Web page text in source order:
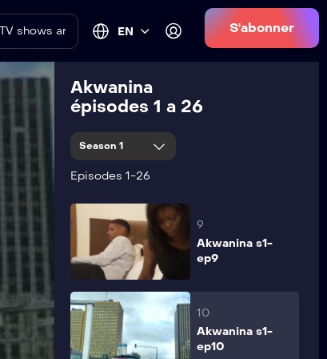
EN S'abonner
Akwanina
épisodes 1 a 26
Season 1
Episodes 1-26
Akwanina s1-
9
Akwanina s1-
ep9
10
Akwanina s1-
ep10